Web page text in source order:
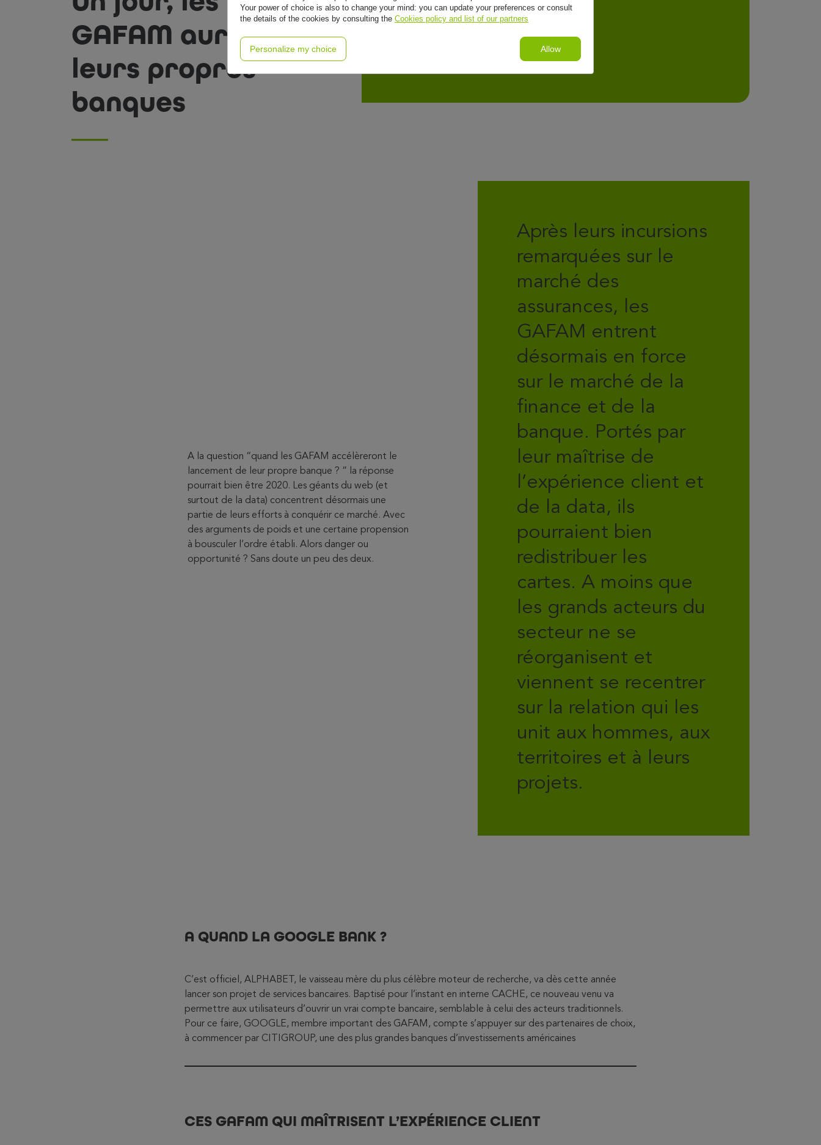
GAFAM auront
leurs propres
banques
A la question “quand les GAFAM accélèreront le
lancement de leur propre banque ? ” la réponse
pourrait bien être 2020. Les géants du web (et
surtout de la data) concentrent désormais une
partie de leurs efforts à conquérir ce marché. Avec
des arguments de poids et une certaine propension
à bousculer l’ordre établi. Alors danger ou
opportunité ? Sans doute un peu des deux.
Après leurs incursions
remarquées sur le
marché des
assurances, les
GAFAM entrent
désormais en force
sur le marché de la
finance et de la
banque. Portés par
leur maîtrise de
l’expérience client et
de la data, ils
pourraient bien
redistribuer les
cartes. A moins que
les grands acteurs du
secteur ne se
réorganisent et
viennent se recentrer
sur la relation qui les
unit aux hommes, aux
territoires et à leurs
projets.
A QUAND LA GOOGLE BANK ?
C’est officiel, ALPHABET, le vaisseau mère du plus célèbre moteur de recherche, va dès cette année
lancer son projet de services bancaires. Baptisé pour l’instant en interne CACHE, ce nouveau venu va
permettre aux utilisateurs d’ouvrir un vrai compte bancaire, semblable à celui des acteurs traditionnels.
Pour ce faire, GOOGLE, membre important des GAFAM, compte s’appuyer sur des partenaires de choix,
à commencer par CITIGROUP, une des plus grandes banques d’investissements américaines
CES GAFAM QUI MAÎTRISENT L’EXPÉRIENCE CLIENT
Your power of choice is also to change your mind: you can update your preferences or consult
the details of the cookies by consulting the Cookies policy and list of our partners
Personalize my choice Allow